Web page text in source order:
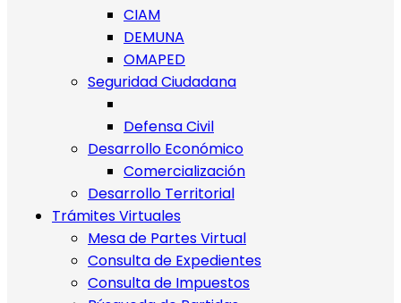
CIAM
DEMUNA
OMAPED
Seguridad Ciudadana
Defensa Civil
Desarrollo Económico
Comercialización
Desarrollo Territorial
Trámites Virtuales
Mesa de Partes Virtual
Consulta de Expedientes
Consulta de Impuestos